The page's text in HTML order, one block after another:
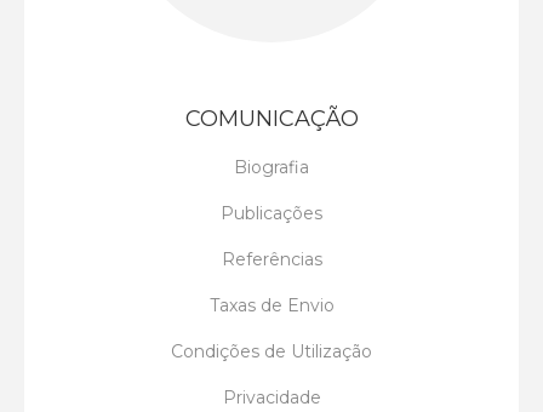
COMUNICAÇÃO
Biografia
Publicações
Referências
Taxas de Envio
Condições de Utilização
Privacidade